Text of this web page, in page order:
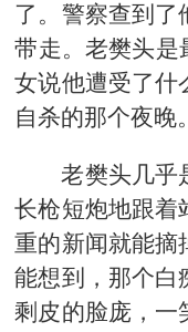
了。警察查到了
带走。老樊头是
女说他遭受了什
自杀的那个夜晚。
老樊头几乎
长枪短炮地跟着
重的新闻就能摘
能想到，那个白
剩皮的脸庞，一